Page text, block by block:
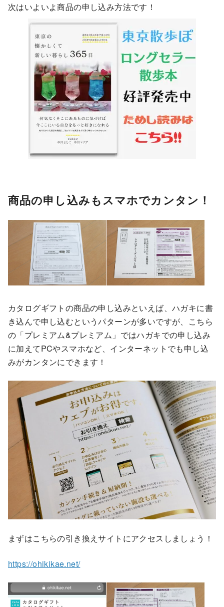
次はいよいよ商品の申し込み方法です！
商品の申し込みもスマホでカンタン！
カタログギフトの商品の申し込みといえば、ハガキに書
き込んで申し込むというパターンが多いですが、こちら
の「プレミアム&プレミアム」ではハガキでの申し込み
に加えてPCやスマホなど、インターネットでも申し込
みがカンタンにできます！
まずはこちらの引き換えサイトにアクセスしましょう！
https://ohikikae.net/